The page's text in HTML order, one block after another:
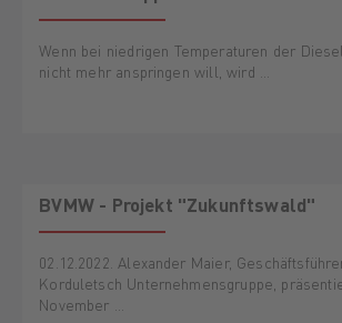
Wenn bei niedrigen Temperaturen der
nicht mehr anspringen will, wird …
BVMW - Projekt "Zukunftswald"
02.12.2022. Alexander Maier,
Korduletsch Unternehmensgruppe,
November …